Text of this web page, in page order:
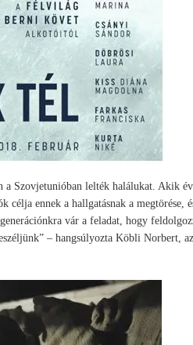
Szovjetunióban lelték halálukat. Akik
célja ennek a hallgatásnak a megtörése,
vár a feladat, hogy
– hangsúlyozta Köbli Norbert,